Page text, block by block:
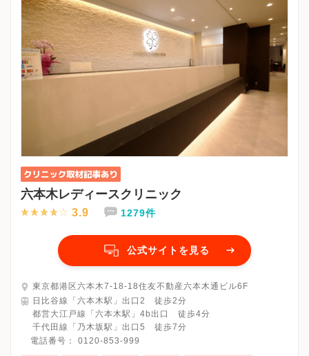
六本木レディースクリニック
3.9 1279件
公式サイトを見る
東京都港区六本木7-18-18住友不動産六本木通ビル6F
日比谷線「六本木駅」出口2 徒歩2分
都営大江戸線「六本木駅」4b出口 徒歩4分
千代田線「乃木坂駅」出口5 徒歩7分
電話番号： 0120-853-999